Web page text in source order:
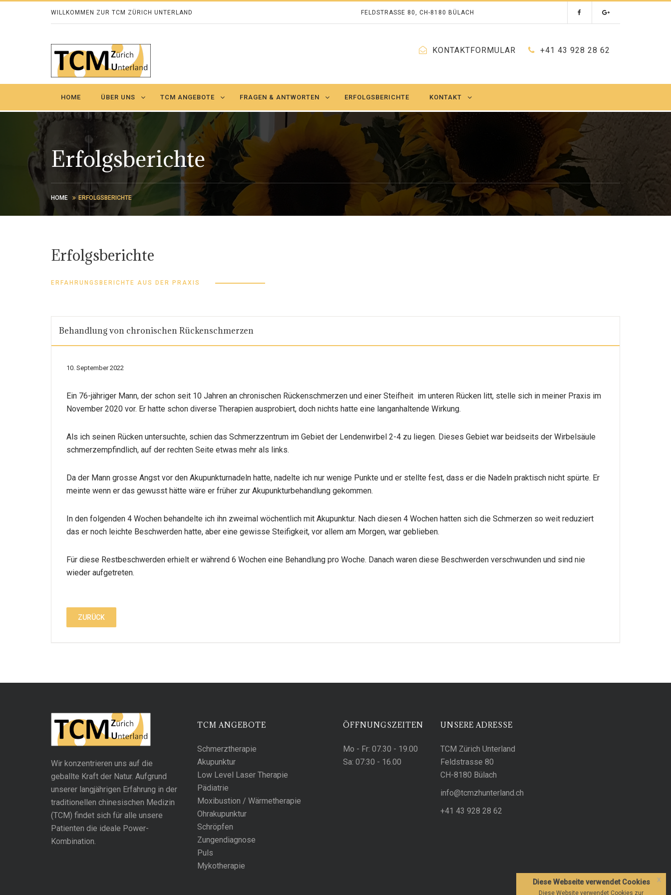
WILLKOMMEN ZUR TCM ZÜRICH UNTERLAND FELDSTRASSE 80, CH-8180 BÜLACH
KONTAKTFORMULAR +41 43 928 28 62
HOME ÜBER UNS TCM ANGEBOTE FRAGEN & ANTWORTEN ERFOLGSBERICHTE KONTAKT
Erfolgsberichte
HOME ERFOLGSBERICHTE
Erfolgsberichte
ERFAHRUNGSBERICHTE AUS DER PRAXIS
Behandlung von chronischen Rückenschmerzen
10. September 2022
Ein 76-jähriger Mann, der schon seit 10 Jahren an chronischen Rückenschmerzen und einer Steifheit im unteren Rücken litt, stelle sich in meiner Praxis im
November 2020 vor. Er hatte schon diverse Therapien ausprobiert, doch nichts hatte eine langanhaltende Wirkung.
Als ich seinen Rücken untersuchte, schien das Schmerzzentrum im Gebiet der Lendenwirbel 2-4 zu liegen. Dieses Gebiet war beidseits der Wirbelsäule
schmerzempfindlich, auf der rechten Seite etwas mehr als links.
Da der Mann grosse Angst vor den Akupunkturnadeln hatte, nadelte ich nur wenige Punkte und er stellte fest, dass er die Nadeln praktisch nicht spürte. Er
meinte wenn er das gewusst hätte wäre er früher zur Akupunkturbehandlung gekommen.
In den folgenden 4 Wochen behandelte ich ihn zweimal wöchentlich mit Akupunktur. Nach diesen 4 Wochen hatten sich die Schmerzen so weit reduziert
das er noch leichte Beschwerden hatte, aber eine gewisse Steifigkeit, vor allem am Morgen, war geblieben.
Für diese Restbeschwerden erhielt er während 6 Wochen eine Behandlung pro Woche. Danach waren diese Beschwerden verschwunden und sind nie
wieder aufgetreten.
ZURÜCK
Wir konzentrieren uns auf die
geballte Kraft der Natur. Aufgrund
unserer langjährigen Erfahrung in der
traditionellen chinesischen Medizin
(TCM) findet sich für alle unsere
Patienten die ideale Power-
Kombination.
TCM ANGEBOTE
Schmerztherapie
Akupunktur
Low Level Laser Therapie
Pädiatrie
Moxibustion / Wärmetherapie
Ohrakupunktur
Schröpfen
Zungendiagnose
Puls
Mykotherapie
ÖFFNUNGSZEITEN
Mo - Fr: 07.30 - 19.00
Sa: 07:30 - 16.00
UNSERE ADRESSE
TCM Zürich Unterland
Feldstrasse 80
CH-8180 Bülach
hc.dnalretnuhzmct@ofni
+41 43 928 28 62
Diese Webseite verwendet Cookies
Diese Website verwendet Cookies zur
x